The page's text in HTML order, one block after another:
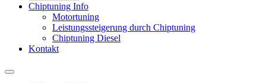
Chiptuning Info
Motortuning
Leistungssteigerung durch Chiptuning
Chiptuning Diesel
Kontakt